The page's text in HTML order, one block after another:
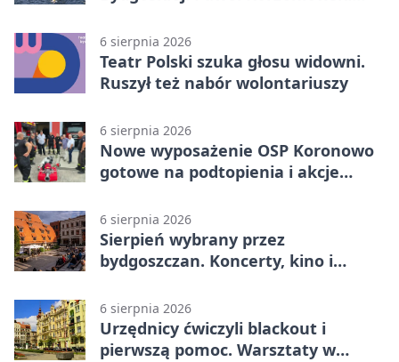
6 sierpnia 2026
Teatr Polski szuka głosu widowni.
Ruszył też nabór wolontariuszy
6 sierpnia 2026
Nowe wyposażenie OSP Koronowo
gotowe na podtopienia i akcje
6 sierpnia 2026
Sierpień wybrany przez
bydgoszczan. Koncerty, kino i
6 sierpnia 2026
Urzędnicy ćwiczyli blackout i
pierwszą pomoc. Warsztaty w